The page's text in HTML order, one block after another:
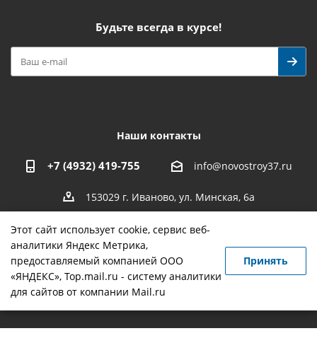
Будьте всегда в курсе!
Наши контакты
+7 (4932) 419-755 info@novostroy37.ru
153029 г. Иваново, ул. Минская, 6а
-разработка,продвижение сайта,реклама
Этот сайт использует cookie, сервис веб-
аналитики Яндекс Метрика,
предоставляемый компанией ООО
«ЯНДЕКС», Top.mail.ru - систему аналитики
для сайтов от компании Mail.ru
Принять